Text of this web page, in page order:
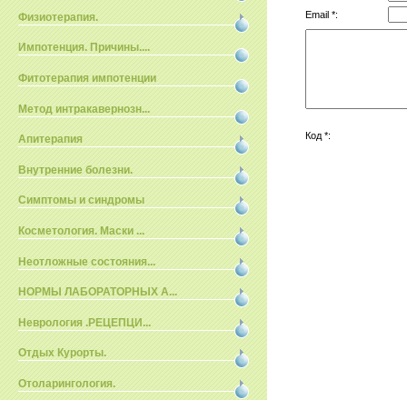
Физиотерапия.
Импотенция. Причины....
Фитотерапия импотенции
Метод интракавернозн...
Апитерапия
Внутренние болезни.
Симптомы и синдромы
Косметология. Маски ...
Неотложные состояния...
НОРМЫ ЛАБОРАТОРНЫХ А...
Неврология .РЕЦЕПЦИ...
Отдых Курорты.
Отоларингология.
Email *:
Код *: